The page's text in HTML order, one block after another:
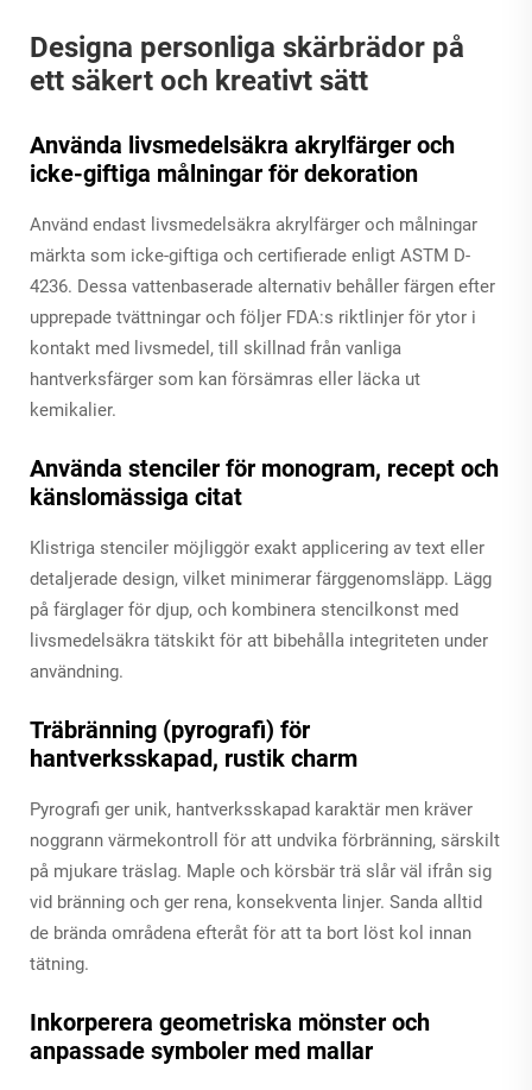
Designa personliga skärbrädor på
ett säkert och kreativt sätt
Använda livsmedelsäkra akrylfärger och
icke-giftiga målningar för dekoration
Använd endast livsmedelsäkra akrylfärger och målningar
märkta som icke-giftiga och certifierade enligt ASTM D-
4236. Dessa vattenbaserade alternativ behåller färgen efter
upprepade tvättningar och följer FDA:s riktlinjer för ytor i
kontakt med livsmedel, till skillnad från vanliga
hantverksfärger som kan försämras eller läcka ut
kemikalier.
Använda stenciler för monogram, recept och
känslomässiga citat
Klistriga stenciler möjliggör exakt applicering av text eller
detaljerade design, vilket minimerar färggenomsläpp. Lägg
på färglager för djup, och kombinera stencilkonst med
livsmedelsäkra tätskikt för att bibehålla integriteten under
användning.
Träbränning (pyrografi) för
hantverksskapad, rustik charm
Pyrografi ger unik, hantverksskapad karaktär men kräver
noggrann värmekontroll för att undvika förbränning, särskilt
på mjukare träslag. Maple och körsbär trä slår väl ifrån sig
vid bränning och ger rena, konsekventa linjer. Sanda alltid
de brända områdena efteråt för att ta bort löst kol innan
tätning.
Inkorperera geometriska mönster och
anpassade symboler med mallar